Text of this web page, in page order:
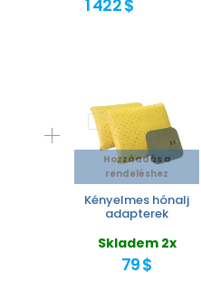
1 422 $
Hozzáadás a
rendeléshez
Kényelmes hónalj
adapterek
Skladem 2x
79 $